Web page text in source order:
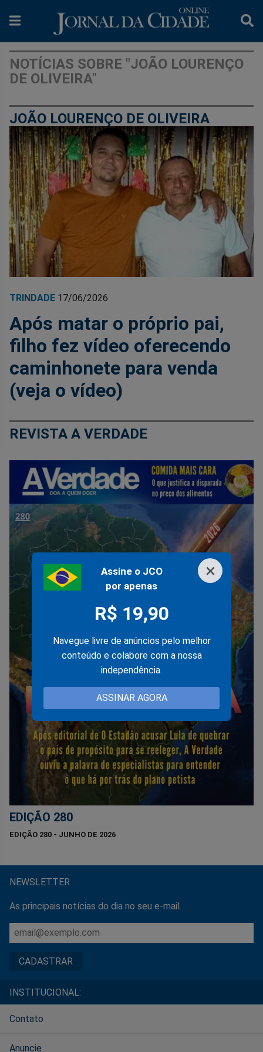
×
Assine o JCO
por apenas
R$ 19,90
Navegue livre de anúncios pelo melhor
conteúdo e colabore com a nossa
independência.
ASSINAR AGORA
NOTÍCIAS SOBRE "JOÃO LOURENÇO
DE OLIVEIRA"
JOÃO LOURENÇO DE OLIVEIRA
TRINDADE 17/06/2026
Após matar o próprio pai,
filho fez vídeo oferecendo
caminhonete para venda
(veja o vídeo)
REVISTA A VERDADE
EDIÇÃO 280
EDIÇÃO 280 - JUNHO DE 2026
NEWSLETTER
As principais notícias do dia no seu e-mail.
INSTITUCIONAL:
Contato
Anuncie